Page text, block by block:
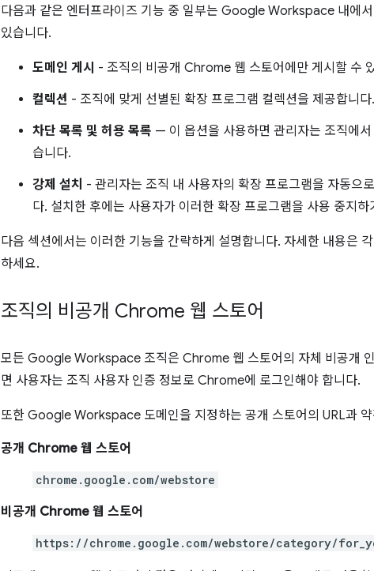
다음과 같은 엔터프라이즈 기능 중 일부는 Google Workspace 내에
있습니다.
도메인 게시 - 조직의 비공개 Chrome 웹 스토어에만 게시할 수
컬렉션 - 조직에 맞게 선별된 확장 프로그램 컬렉션을 제공합니다.
차단 목록 및 허용 목록 — 이 옵션을 사용하면 관리자는 조직에
습니다.
강제 설치 - 관리자는 조직 내 사용자의 확장 프로그램을 자동으
다. 설치한 후에는 사용자가 이러한 확장 프로그램을 사용 중지
다음 섹션에서는 이러한 기능을 간략하게 설명합니다. 자세한 내용은
하세요.
조직의 비공개 Chrome 웹 스토어
모든 Google Workspace 조직은 Chrome 웹 스토어의 자체 비공개
면 사용자는 조직 사용자 인증 정보로 Chrome에 로그인해야 합니다.
또한 Google Workspace 도메인을 지정하는 공개 스토어의 URL과
공개 Chrome 웹 스토어
chrome.google.com/webstore
비공개 Chrome 웹 스토어
https://chrome.google.com/webstore/category/